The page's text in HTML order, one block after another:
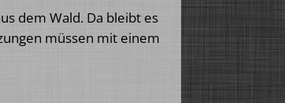
dem Wald. Da bleibt es
müssen mit einem